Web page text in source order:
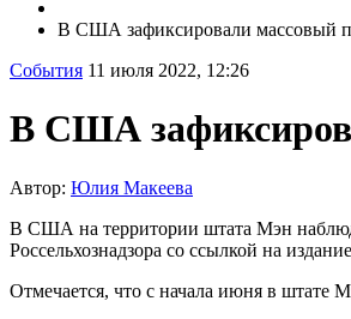
В США зафиксировали массовый
События 11 июля 2022, 12:26
В США
Автор: Юлия Макеева
В США на территории штата Мэн
Россельхознадзора со ссылкой на
Отмечается, что с начала июня в штате